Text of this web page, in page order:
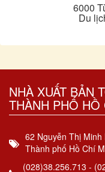
6000
Du
NHÀ XUẤT BẢN
THÀNH PHỐ HỒ
62 Nguyễn Thị
Thành phố Hồ Chí
(028)38.256.713 -